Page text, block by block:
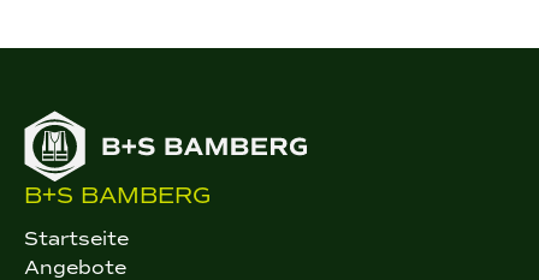
B+S BAMBERG
Startseite
Angebote